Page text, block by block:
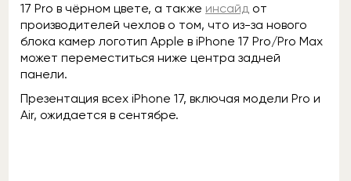
17 Pro в чёрном цвете, а также инсайд от
производителей чехлов о том, что из-за нового
блока камер логотип Apple в iPhone 17 Pro/Pro Max
может переместиться ниже центра задней
панели.
Презентация всех iPhone 17, включая модели Pro и
Air, ожидается в сентябре.